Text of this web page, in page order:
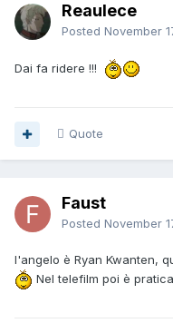
Reaulece
Posted November
Dai fa ridere !!!
Quote
Faust
Posted November
l'angelo è Ryan Kwanten,
Nel telefilm poi è